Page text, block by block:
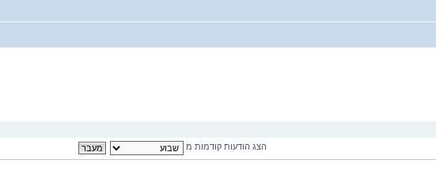
הצג הודעות קודמות מ